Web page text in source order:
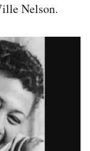
Nelson.